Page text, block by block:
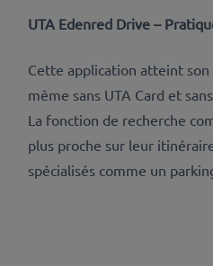
UTA Edenred Drive –
Cette application atteint
même sans UTA Card et
La fonction de recherche
plus proche sur leur
spécialisés comme un